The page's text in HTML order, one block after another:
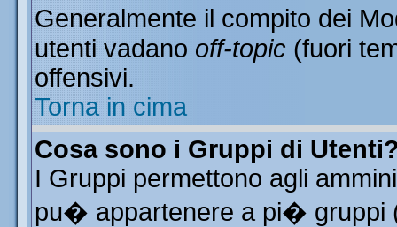
Generalmente il compito dei
utenti vadano off-topic (fuori
offensivi.
Torna in cima
Cosa sono i Gruppi di
I Gruppi permettono agli
pu� appartenere a pi� gruppi